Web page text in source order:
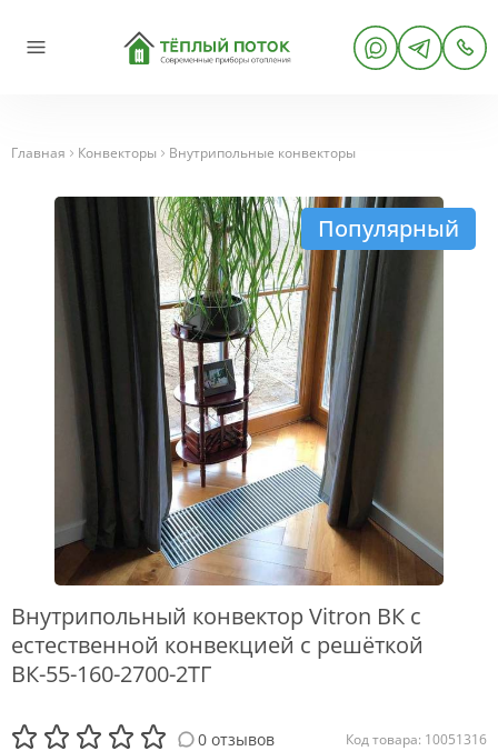
Главная Конвекторы Внутрипольные конвекторы
Популярный
Внутрипольный конвектор Vitron ВК с
естественной конвекцией с решёткой
ВК-55-160-2700-2ТГ
0 отзывов Код товара: 10051316